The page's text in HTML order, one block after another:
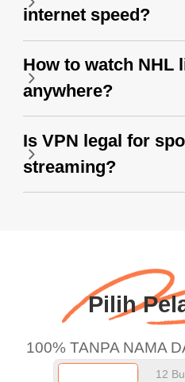
internet speed?
How to watch NHL
anywhere?
Is VPN legal for
streaming?
Pilih
100% TANPA NAMA
12